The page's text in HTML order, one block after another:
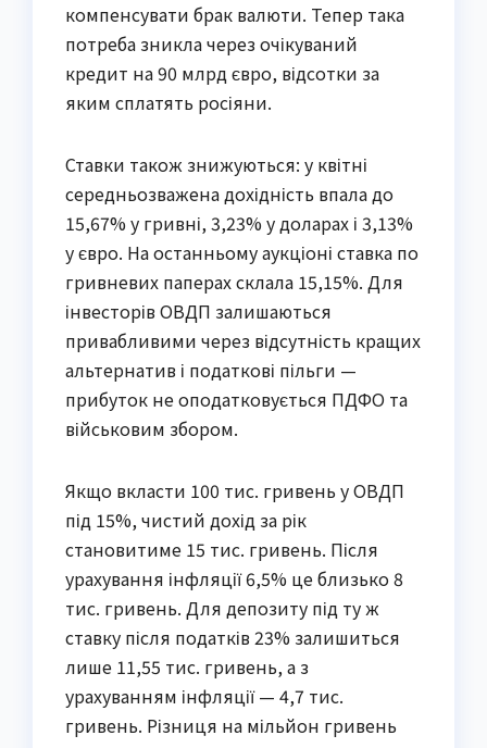
компенсувати брак валюти. Тепер така
потреба зникла через очікуваний
кредит на 90 млрд євро, відсотки за
яким сплатять росіяни.
Ставки також знижуються: у квітні
середньозважена дохідність впала до
15,67% у гривні, 3,23% у доларах і 3,13%
у євро. На останньому аукціоні ставка по
гривневих паперах склала 15,15%. Для
інвесторів ОВДП залишаються
привабливими через відсутність кращих
альтернатив і податкові пільги —
прибуток не оподатковується ПДФО та
військовим збором.
Якщо вкласти 100 тис. гривень у ОВДП
під 15%, чистий дохід за рік
становитиме 15 тис. гривень. Після
урахування інфляції 6,5% це близько 8
тис. гривень. Для депозиту під ту ж
ставку після податків 23% залишиться
лише 11,55 тис. гривень, а з
урахуванням інфляції — 4,7 тис.
гривень. Різниця на мільйон гривень